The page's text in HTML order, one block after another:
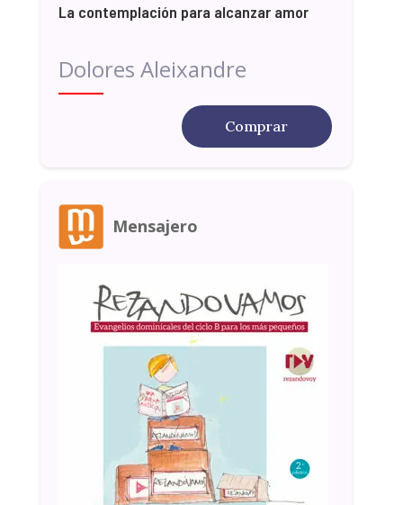
La contemplación para alcanzar amor
Dolores Aleixandre
Comprar
Mensajero